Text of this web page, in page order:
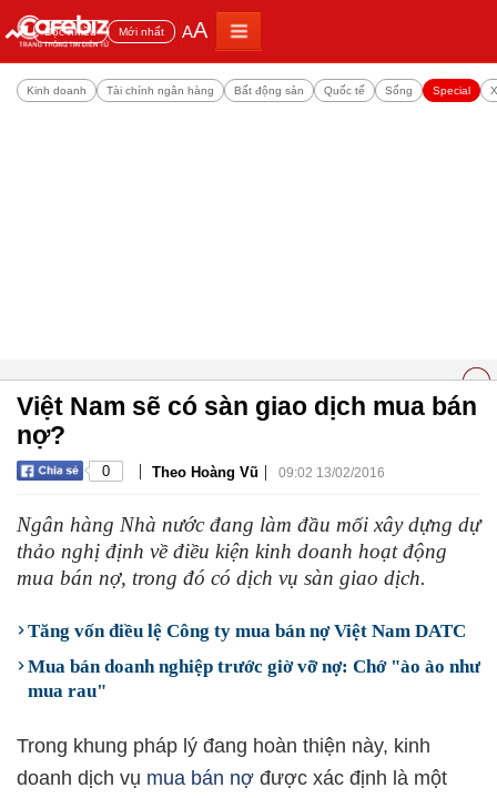
Đọc nhiều Mới nhất AA
Kinh doanh Tài chính ngân hàng Bất động sản Quốc tế Sống Special
Việt Nam sẽ có sàn giao dịch mua bán
nợ?
0 | Theo Hoàng Vũ | 09:02 13/02/2016
Ngân hàng Nhà nước đang làm đầu mối xây dựng dự
thảo nghị định về điều kiện kinh doanh hoạt động
mua bán nợ, trong đó có dịch vụ sàn giao dịch.
Tăng vốn điều lệ Công ty mua bán nợ Việt Nam DATC
Mua bán doanh nghiệp trước giờ vỡ nợ: Chớ "ào ào như
mua rau"
Trong khung pháp lý đang hoàn thiện này, kinh
doanh dịch vụ mua bán nợ được xác định là một